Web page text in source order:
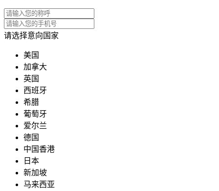
请选择意向国家
美国
加拿大
英国
西班牙
希腊
葡萄牙
爱尔兰
德国
中国香港
日本
新加坡
马来西亚